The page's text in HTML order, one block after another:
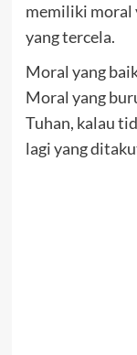
memiliki moral
yang tercela.
Moral yang
Moral yang
Tuhan, kalau
lagi yang